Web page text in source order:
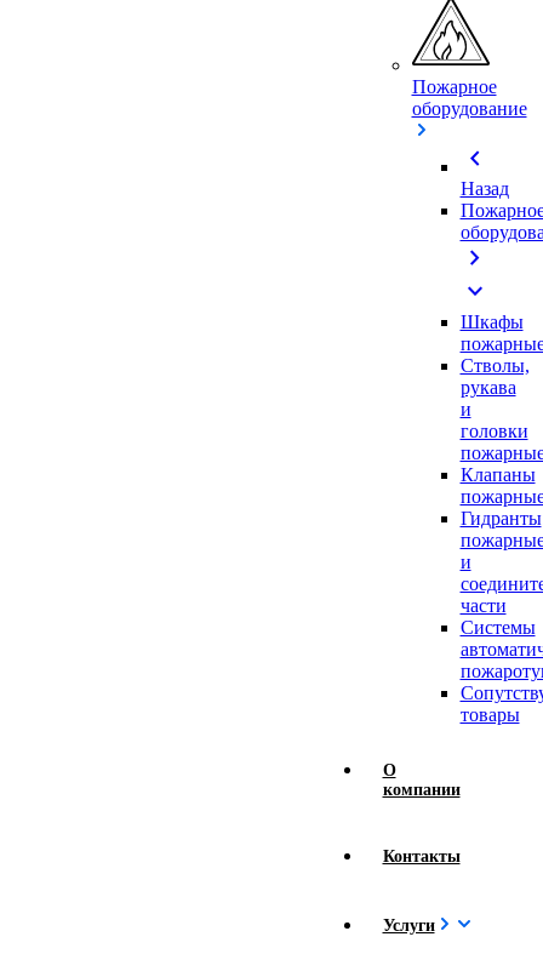
Пожарное
оборудование
chevron_left
Назад
chevron_right
expand_more
Шкафы
Стволы,
рукава
и
головки
Клапаны
Гидранты
и
части
Системы
товары
О
компании
Контакты
Услуги